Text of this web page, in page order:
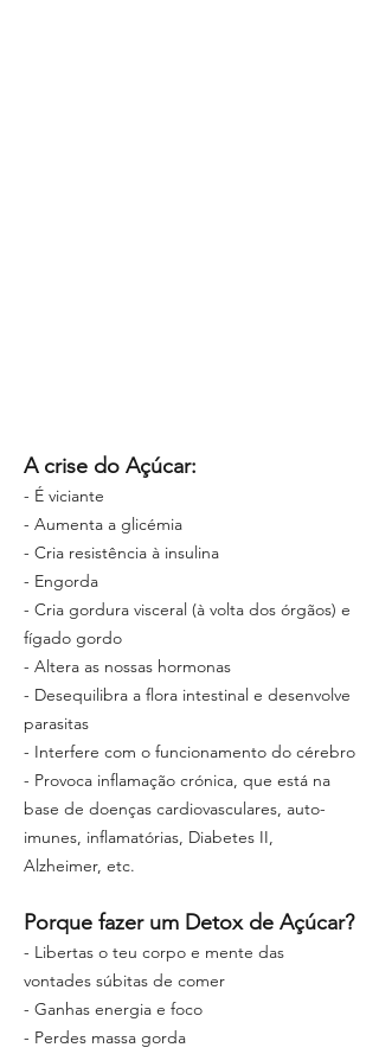
A crise do Açúcar:
- É viciante
- Aumenta a glicémia
- Cria resistência à insulina
- Engorda
- Cria gordura visceral (à volta dos órgãos) e
fígado gordo
- Altera as nossas hormonas
- Desequilibra a flora intestinal e desenvolve
parasitas
- Interfere com o funcionamento do cérebro
- Provoca inflamação crónica, que está na
base de doenças cardiovasculares, auto-
imunes, inflamatórias, Diabetes II,
Alzheimer, etc.
Porque fazer um Detox de Açúcar?
- Libertas o teu corpo e mente das
vontades súbitas de comer
- Ganhas energia e foco
- Perdes massa gorda